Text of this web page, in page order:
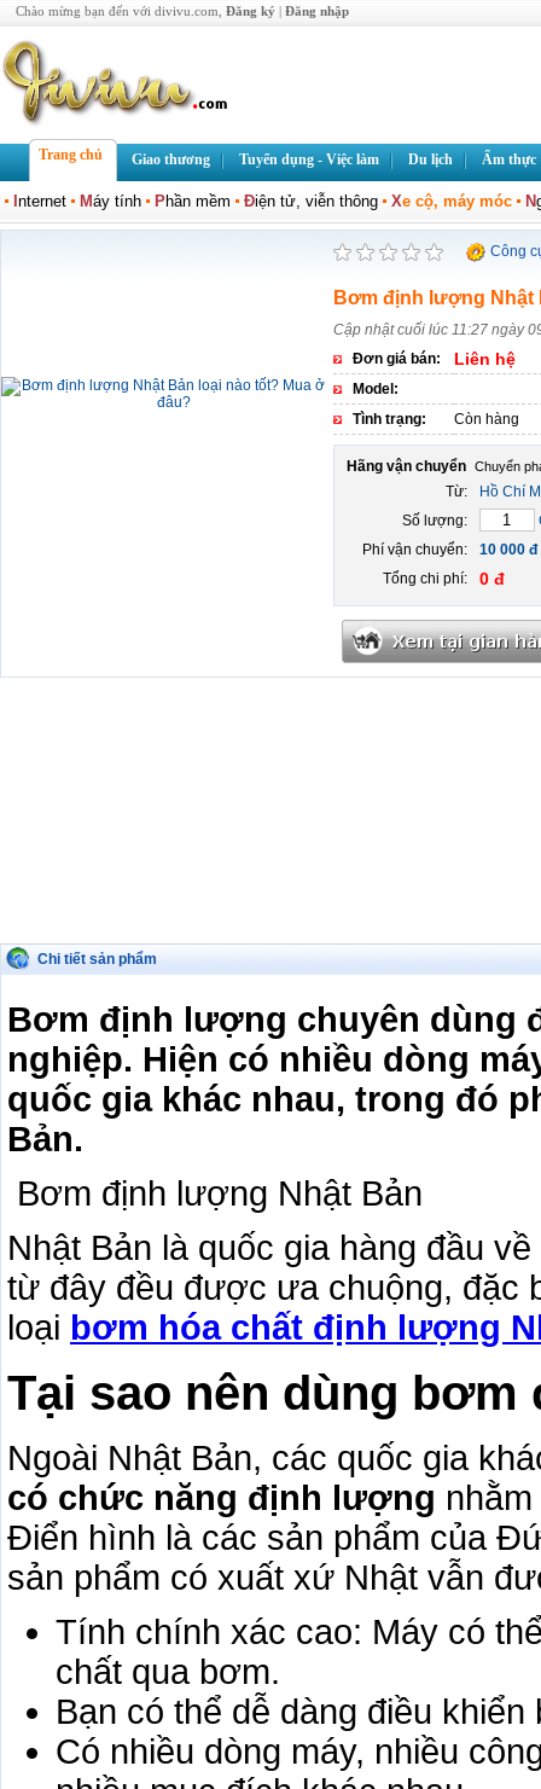
Chào mừng bạn đến với divivu.com, Đăng ký | Đăng nhập
Trang chủ Giao thương Tuyển dụng - Việc làm Du lịch Ẩm thực
nternet Máy tính Phần mềm Điện tử, viễn thông Xe cộ, máy móc N
Công
Bơm định lượng Nhật
Cập nhật cuối lúc 11:27 ngày
Đơn giá bán:
Liên hệ
Model:
Tình trạng:
Còn hàng
Hãng vận chuyển
Từ:
Hồ Chí
Số lượng:
Phí vận chuyển:
10 000 đ
Tổng chi phí:
0 đ
Chi tiết sản phẩm
Bơm định lượng chuyên dùng
nghiệp. Hiện có nhiều dòng
quốc gia khác nhau, trong đó
Bản.
Bơm định lượng Nhật Bản
Nhật Bản là quốc gia hàng đầu
từ đây đều được ưa chuộng, đặc
loại bơm hóa chất định lượng
Tại sao nên dùng
Ngoài Nhật Bản, các quốc gia
có chức năng định lượng
Điển hình là các sản phẩm của
sản phẩm có xuất xứ Nhật vẫn
Tính chính xác cao: Máy có
chất qua bơm.
Bạn có thể dễ dàng điều
Có nhiều dòng máy, nhiều